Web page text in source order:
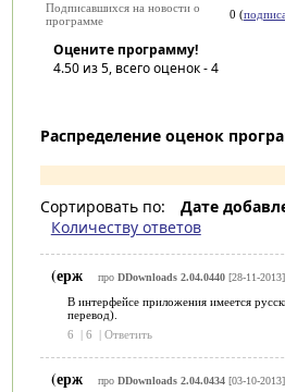
Подписавшихся на новости о
программе
0 (
Оцените программу!
4.50из 5, всего оценок -4
Распределение оценок
Сортировать по: Дате
Количеству ответов
(ерж про DDownloads 2.04.0440[28-11-2013]
В интерфейсе приложения имеется
перевод).
6
| 6 | Ответить
(ерж про DDownloads 2.04.0434[03-10-2013]